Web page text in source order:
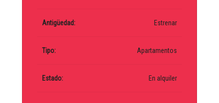
Antigüedad: Estrenar
Tipo: Apartamentos
Estado: En alquiler